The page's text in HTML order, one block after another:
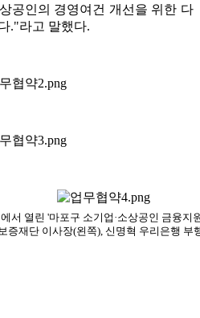
공인의 경영여건 개선을 위한 다
."라고 말했다.
서 열린 '마포구 소기업·소상공인 금융지
증재단 이사장(왼쪽), 신명혁 우리은행 부